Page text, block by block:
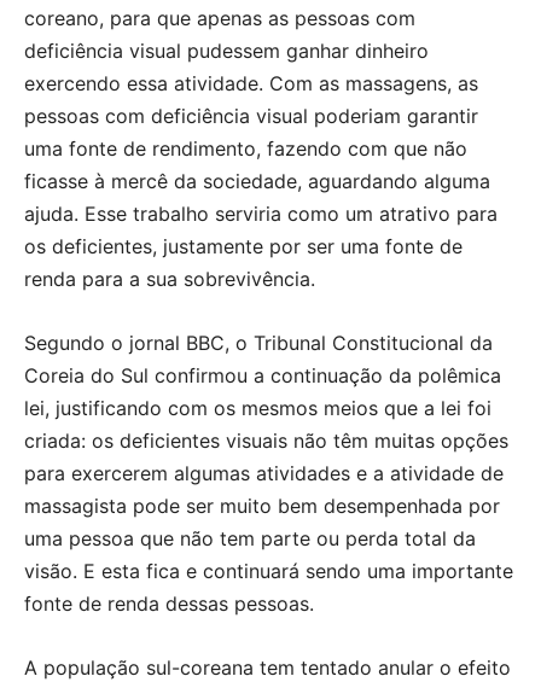
coreano, para que apenas as pessoas com
deficiência visual pudessem ganhar dinheiro
exercendo essa atividade. Com as massagens, as
pessoas com deficiência visual poderiam garantir
uma fonte de rendimento, fazendo com que não
ficasse à mercê da sociedade, aguardando alguma
ajuda. Esse trabalho serviria como um atrativo para
os deficientes, justamente por ser uma fonte de
renda para a sua sobrevivência.
Segundo o jornal BBC, o Tribunal Constitucional da
Coreia do Sul confirmou a continuação da polêmica
lei, justificando com os mesmos meios que a lei foi
criada: os deficientes visuais não têm muitas opções
para exercerem algumas atividades e a atividade de
massagista pode ser muito bem desempenhada por
uma pessoa que não tem parte ou perda total da
visão. E esta fica e continuará sendo uma importante
fonte de renda dessas pessoas.
A população sul-coreana tem tentado anular o efeito